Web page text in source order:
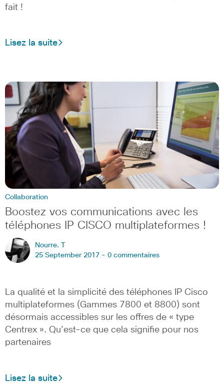
fait !
Lisez la suite
Collaboration
Boostez vos communications avec les
téléphones IP CISCO multiplateformes !
Nourre. T
25 September 2017 - 0 commentaires
La qualité et la simplicité des téléphones IP Cisco
multiplateformes (Gammes 7800 et 8800) sont
désormais accessibles sur les offres de « type
Centrex ». Qu’est-ce que cela signifie pour nos
partenaires
Lisez la suite